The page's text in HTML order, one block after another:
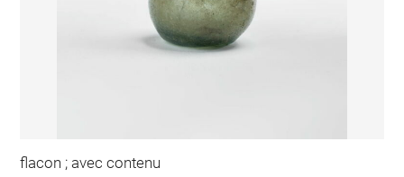
flacon ; avec contenu